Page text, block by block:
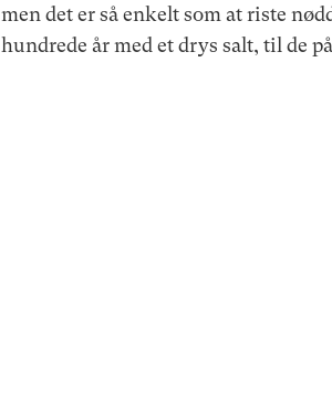
men det er så enkelt som at riste
hundrede år med et drys salt, til de